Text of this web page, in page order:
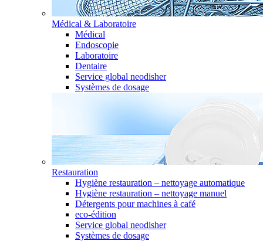
Médical & Laboratoire
Médical
Endoscopie
Laboratoire
Dentaire
Service global neodisher
Systèmes de dosage
Restauration
Hygiène restauration – nettoyage automatique
Hygiène restauration – nettoyage manuel
Détergents pour machines à café
eco-édition
Service global neodisher
Systèmes de dosage